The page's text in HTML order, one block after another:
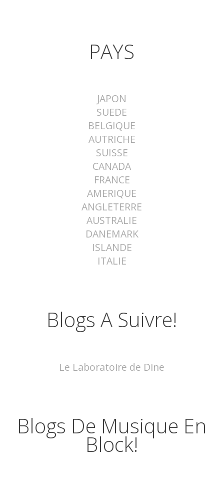
PAYS
JAPON
SUEDE
BELGIQUE
AUTRICHE
SUISSE
CANADA
FRANCE
AMERIQUE
ANGLETERRE
AUSTRALIE
DANEMARK
ISLANDE
ITALIE
Blogs A Suivre!
Le Laboratoire de Dine
Blogs De Musique En
Block!